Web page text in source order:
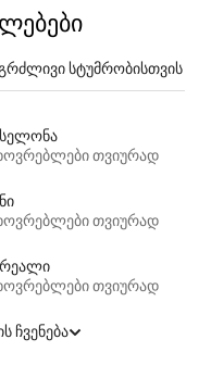
სტუმრობისთვის
თვიურად
თვიურად
თვიურად
ჩვენება